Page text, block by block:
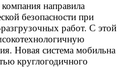
направила
безопасности при
работ. С этой
Новая система мобильна
круглогодичного